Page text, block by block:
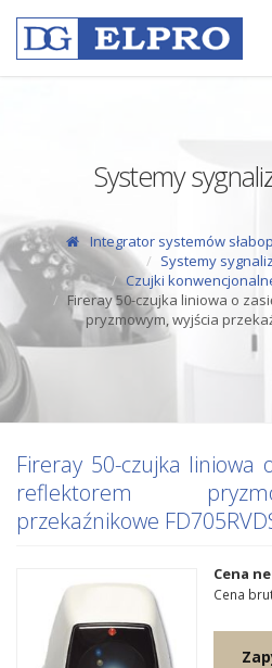
Systemy
Integrator systemów
Systemy
Czujki
Fireray 50-czujka liniowa o
pryzmowym, wyjścia
Fireray 50-czujka
reflektorem
przekaźnikowe
Cena
Cena